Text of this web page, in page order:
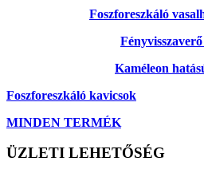
Foszforeszkáló
Kaméleon
Foszforeszkáló kavicsok
MINDEN TERMÉK
ÜZLETI LEHETŐSÉG